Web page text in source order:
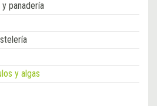
panadería
y algas